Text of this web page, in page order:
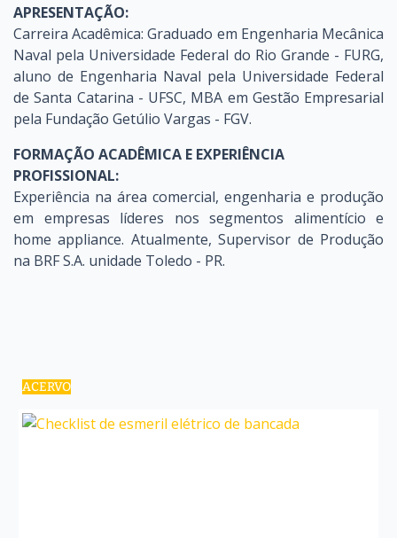
APRESENTAÇÃO:
Carreira Acadêmica: Graduado em Engenharia Mecânica
Naval pela Universidade Federal do Rio Grande - FURG,
aluno de Engenharia Naval pela Universidade Federal
de Santa Catarina - UFSC, MBA em Gestão Empresarial
pela Fundação Getúlio Vargas - FGV.
FORMAÇÃO ACADÊMICA E EXPERIÊNCIA
PROFISSIONAL:
Experiência na área comercial, engenharia e produção
em empresas líderes nos segmentos alimentício e
home appliance. Atualmente, Supervisor de Produção
na BRF S.A. unidade Toledo - PR.
ACERVO